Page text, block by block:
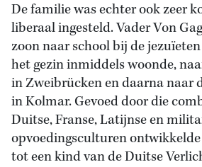
De familie was echter ook zeer
liberaal ingesteld. Vader Von
zoon naar school bij de
het gezin inmiddels woonde,
in Zweibrücken en daarna naar
in Kolmar. Gevoed door die
Duitse, Franse, Latijnse en
opvoedingsculturen
tot een kind van de Duitse